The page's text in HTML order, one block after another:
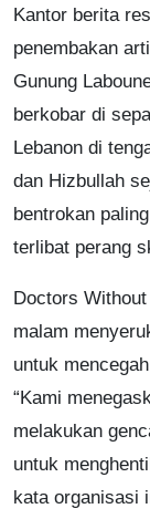
Kantor berita
penembakan
Gunung
berkobar di
Lebanon di
dan Hizbullah
bentrokan
terlibat perang
Doctors
malam
untuk
“Kami
melakukan
untuk
kata organisasi